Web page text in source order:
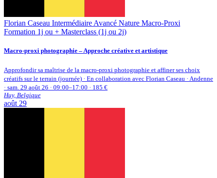
Florian Caseau Intermédiaire Avancé Nature Macro-Proxi
Formation 1j ou + Masterclass (1j ou 2j)
Macro-proxi photographie – Approche créative et artistique
Approfondir sa maîtrise de la macro-proxi photographie et affiner ses choix
créatifs sur le terrain (journée) · En collaboration avec Florian Caseau · Andenne
· sam. 29 août 26 · 09:00–17:00 · 185 €
Huy, Belgique
août 29